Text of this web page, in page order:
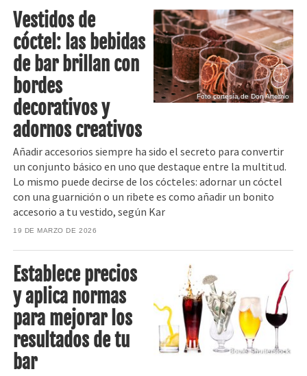
Foto cortesía de Don Artemio
Vestidos de
cóctel: las bebidas
de bar brillan con
bordes
decorativos y
adornos creativos
Añadir accesorios siempre ha sido el secreto para convertir
un conjunto básico en uno que destaque entre la multitud.
Lo mismo puede decirse de los cócteles: adornar un cóctel
con una guarnición o un ribete es como añadir un bonito
accesorio a tu vestido, según Kar
19 DE MARZO DE 2026
Boule Shutterstock
Establece precios
y aplica normas
para mejorar los
resultados de tu
bar